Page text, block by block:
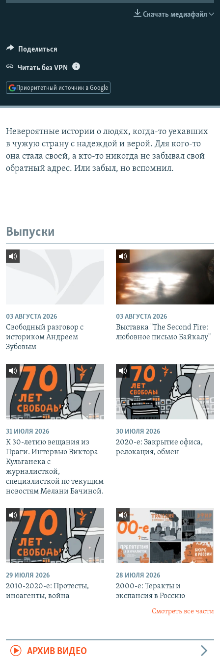
СОЦИАЛЬНЫЕ СЕТИ
Скачать медиафайл
Поделиться
Читать без VPN
Приоритетный источник в Google
Невероятные истории о людях, когда-то уехавших
в чужую страну с надеждой и верой. Для кого-то
она стала своей, а кто-то никогда не забывал свой
обратный адрес. Или забыл, но вспомнил.
Выпуски
03 АВГУСТА 2026
Свободный разговор с
историком Андреем
Зубовым
03 АВГУСТА 2026
Выставка "The Second Fire:
любовное письмо Байкалу"
31 ИЮЛЯ 2026
К 30-летию вещания из
Праги. Интервью Виктора
Кульганека с
журналисткой,
специалисткой по текущим
новостям Мелани Бачиной.
30 ИЮЛЯ 2026
2020-е: Закрытие офиса,
релокация, обмен
29 ИЮЛЯ 2026
2010-2020-е: Протесты,
иноагенты, война
28 ИЮЛЯ 2026
2000-е: Теракты и
экспансия в Россию
Смотреть все части
АРХИВ ВИДЕО